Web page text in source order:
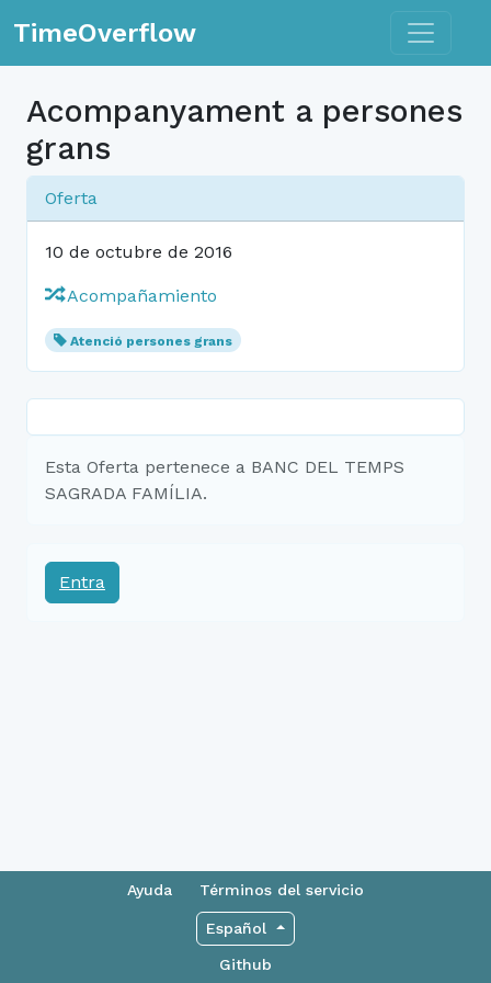
TimeOverflow Toggle
Acompanyament a persones
grans
Oferta
10 de octubre de 2016
Acompañamiento
Atenció persones grans
Esta Oferta pertenece a BANC DEL TEMPS
SAGRADA FAMÍLIA.
Entra
Ayuda Términos del servicio
Español
Github